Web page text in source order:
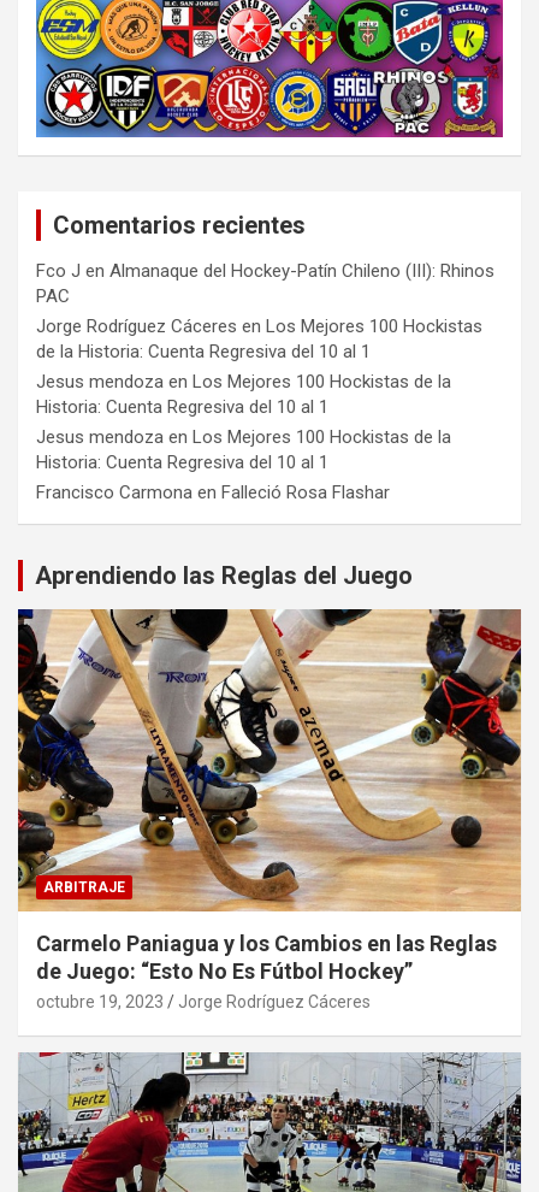
Comentarios recientes
Fco J en Almanaque del Hockey-Patín Chileno (III): Rhinos
PAC
Jorge Rodríguez Cáceres en Los Mejores 100 Hockistas
de la Historia: Cuenta Regresiva del 10 al 1
Jesus mendoza en Los Mejores 100 Hockistas de la
Historia: Cuenta Regresiva del 10 al 1
Jesus mendoza en Los Mejores 100 Hockistas de la
Historia: Cuenta Regresiva del 10 al 1
Francisco Carmona en Falleció Rosa Flashar
Aprendiendo las Reglas del Juego
ARBITRAJE
Carmelo Paniagua y los Cambios en las Reglas
de Juego: “Esto No Es Fútbol Hockey”
octubre 19, 2023 Jorge Rodríguez Cáceres